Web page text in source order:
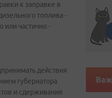
к заправке в
топлива -
частично -
действия
губернатора
и сдерживания